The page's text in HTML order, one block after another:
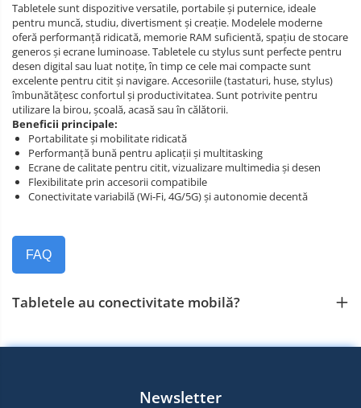
Tabletele sunt dispozitive versatile, portabile și puternice, ideale
pentru muncă, studiu, divertisment și creație. Modelele moderne
oferă performanță ridicată, memorie RAM suficientă, spațiu de stocare
generos și ecrane luminoase. Tabletele cu stylus sunt perfecte pentru
desen digital sau luat notițe, în timp ce cele mai compacte sunt
excelente pentru citit și navigare. Accesoriile (tastaturi, huse, stylus)
îmbunătățesc confortul și productivitatea. Sunt potrivite pentru
utilizare la birou, școală, acasă sau în călătorii.
Beneficii principale:
Portabilitate și mobilitate ridicată
Performanță bună pentru aplicații și multitasking
Ecrane de calitate pentru citit, vizualizare multimedia și desen
Flexibilitate prin accesorii compatibile
Conectivitate variabilă (Wi‑Fi, 4G/5G) și autonomie decentă
FAQ
Tabletele au conectivitate mobilă?
Newsletter